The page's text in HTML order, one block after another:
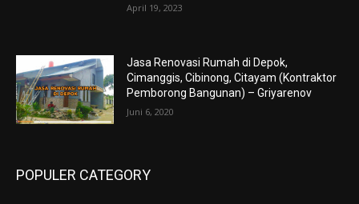
April 19, 2023
Jasa Renovasi Rumah di Depok,
Cimanggis, Cibinong, Citayam (Kontraktor
Pemborong Bangunan) – Griyarenov
Juni 6, 2020
POPULER CATEGORY